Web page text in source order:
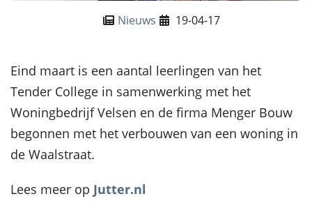
Nieuws 19-04-17
Eind maart is een aantal leerlingen van het
Tender College in samenwerking met het
Woningbedrijf Velsen en de firma Menger Bouw
begonnen met het verbouwen van een woning in
de Waalstraat.
Lees meer op Jutter.nl